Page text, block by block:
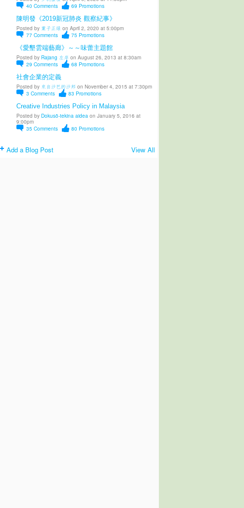
40 Comments 69 Promotions
陳明發《2019新冠肺炎 觀察紀事》
Posted by 葉子正绿 on April 2, 2020 at 5:00pm
77 Comments 75 Promotions
《愛墾雲端藝廊》～～味蕾主題館
Posted by Rajang 左岸 on August 26, 2013 at 8:30am
29 Comments 68 Promotions
社會企業的定義
Posted by 來自沙巴的沙邦 on November 4, 2015 at 7:30pm
3 Comments 83 Promotions
Creative Industries Policy in Malaysia
Posted by Dokusō-tekina aidea on January 5, 2016 at
9:00pm
35 Comments 80 Promotions
Add a Blog Post View All